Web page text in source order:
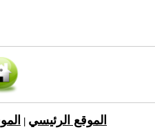
الموقع الرئيسي